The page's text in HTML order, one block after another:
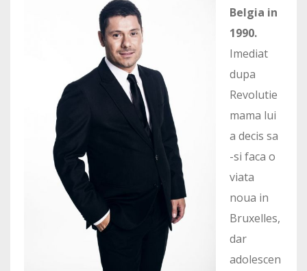
Belgia in
1990.
Imediat
dupa
Revolutie
mama lui
a decis sa
-si faca o
viata
noua in
Bruxelles,
dar
adolescen